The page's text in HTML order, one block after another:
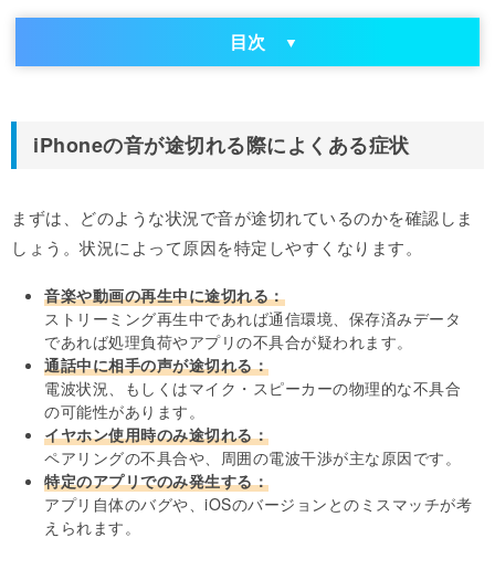
目次
iPhoneの音が途切れる際によくある症状
まずは、どのような状況で音が途切れているのかを確認しま
しょう。状況によって原因を特定しやすくなります。
音楽や動画の再生中に途切れる：
ストリーミング再生中であれば通信環境、保存済みデータ
であれば処理負荷やアプリの不具合が疑われます。
通話中に相手の声が途切れる：
電波状況、もしくはマイク・スピーカーの物理的な不具合
の可能性があります。
イヤホン使用時のみ途切れる：
ペアリングの不具合や、周囲の電波干渉が主な原因です。
特定のアプリでのみ発生する：
アプリ自体のバグや、iOSのバージョンとのミスマッチが考
えられます。